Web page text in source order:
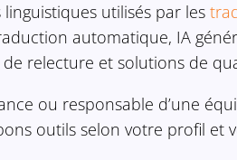
utilisés par les
automatique, IA
relecture et solutions de
ou responsable d’une
outils selon votre profil et